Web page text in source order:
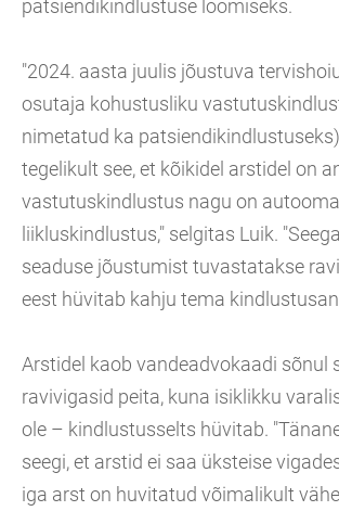
patsiendikindlustuse loomiseks.
"2024. aasta juulis jõustuva
osutaja kohustusliku
nimetatud ka
tegelikult see, et kõikidel arstidel on
vastutuskindlustus nagu on
liikluskindlustus," selgitas Luik.
seaduse jõustumist tuvastatakse
eest hüvitab kahju tema
Arstidel kaob vandeadvokaadi sõnul
ravivigasid peita, kuna isiklikku
ole – kindlustusselts hüvitab.
seegi, et arstid ei saa üksteise
iga arst on huvitatud võimalikult